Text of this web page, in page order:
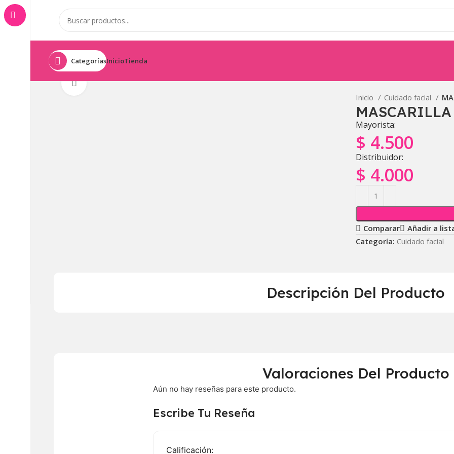
CategoríasInicioTienda
Click to enlarge
Inicio Cuidado facial
MASCARILLA
Mayorista:
$ 4.500
Distribuidor:
$ 4.000
Comparar
Añadir a
Categoría: Cuidado facial
Descripción Del Producto
Valoraciones Del Producto
Aún no hay reseñas para este producto.
Escribe Tu Reseña
Calificación: